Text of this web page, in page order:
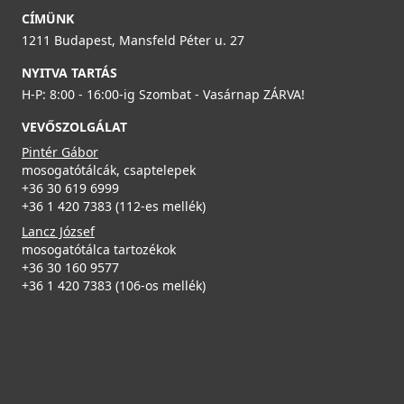
ELLECI - Csaptelep Shell Plus (C02) Króm
fekete
ELLECI - ARS023GR Edényszárító Rollmat 500 szürke
ARS023GR
CÍMÜNK
1211 Budapest, Mansfeld Péter u. 27
NYITVA TARTÁS
H-P: 8:00 - 16:00-ig Szombat - Vasárnap ZÁRVA!
VEVŐSZOLGÁLAT
Pintér Gábor
mosogatótálcák, csaptelepek
+36 30 619 6999
+36 1 420 7383 (112-es mellék)
Lancz József
mosogatótálca tartozékok
+36 30 160 9577
+36 1 420 7383 (106-os mellék)